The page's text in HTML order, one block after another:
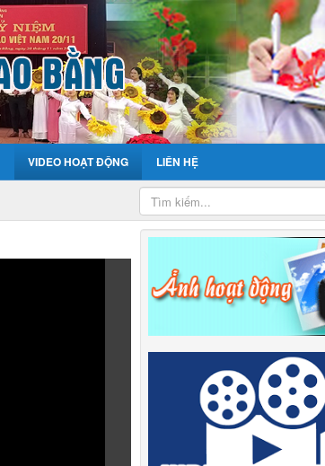
VIDEO HOẠT ĐỘNG LIÊN HỆ